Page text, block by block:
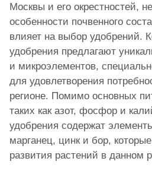
Москвы и его окрестностей,
особенности почвенного
влияет на выбор удобрений.
удобрения предлагают
и микроэлементов,
для удовлетворения
регионе. Помимо основных
таких как азот, фосфор и
удобрения содержат
марганец, цинк и бор,
развития растений в данном